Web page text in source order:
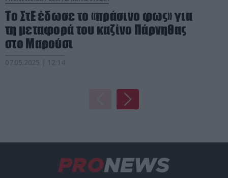
Το ΣτΕ έδωσε το «πράσινο φως» για
τη μεταφορά του καζίνο Πάρνηθας
στο Μαρούσι
07.05.2025 | 12:14